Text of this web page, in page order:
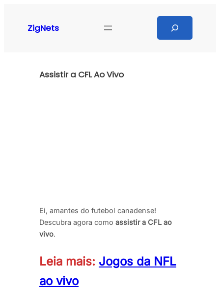
ZigNets
Assistir a CFL Ao Vivo
Ei, amantes do futebol canadense!
Descubra agora como assistir a CFL ao
vivo.
Leia mais: Jogos da NFL
ao vivo